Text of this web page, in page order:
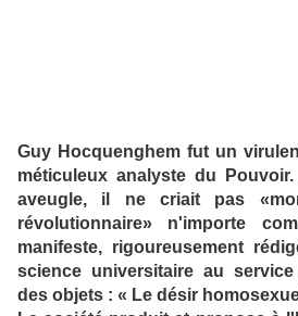
Guy Hocquenghem fut un
méticuleux analyste du
aveugle, il ne criait pas
révolutionnaire» n'importe
manifeste, rigoureusement
science universitaire au
des objets : « Le désir